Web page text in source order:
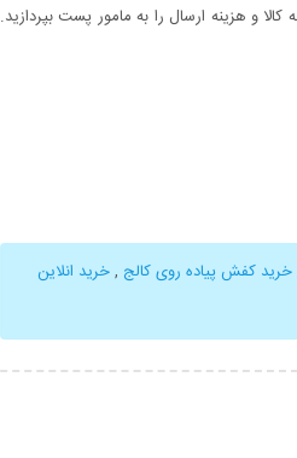
و هزینه ارسال را به مامور پست بپردازید.
خرید کفش پیاده روی کالج ,خرید انلاین